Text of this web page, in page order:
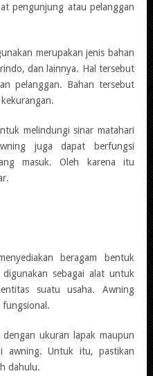
pengunjung atau pelanggan
merupakan jenis bahan
dan lainnya. Hal tersebut
pelanggan. Bahan tersebut
melindungi sinar matahari
juga dapat berfungsi
masuk. Oleh karena itu
beragam bentuk
sebagai alat untuk
suatu usaha. Awning
fungsional.
dengan ukuran lapak maupun
awning. Untuk itu, pastikan
dahulu.